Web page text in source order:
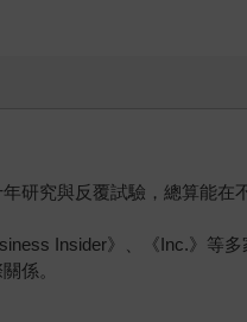
研究與反覆試驗，總算能在
Insider》、《Inc.》等
係。